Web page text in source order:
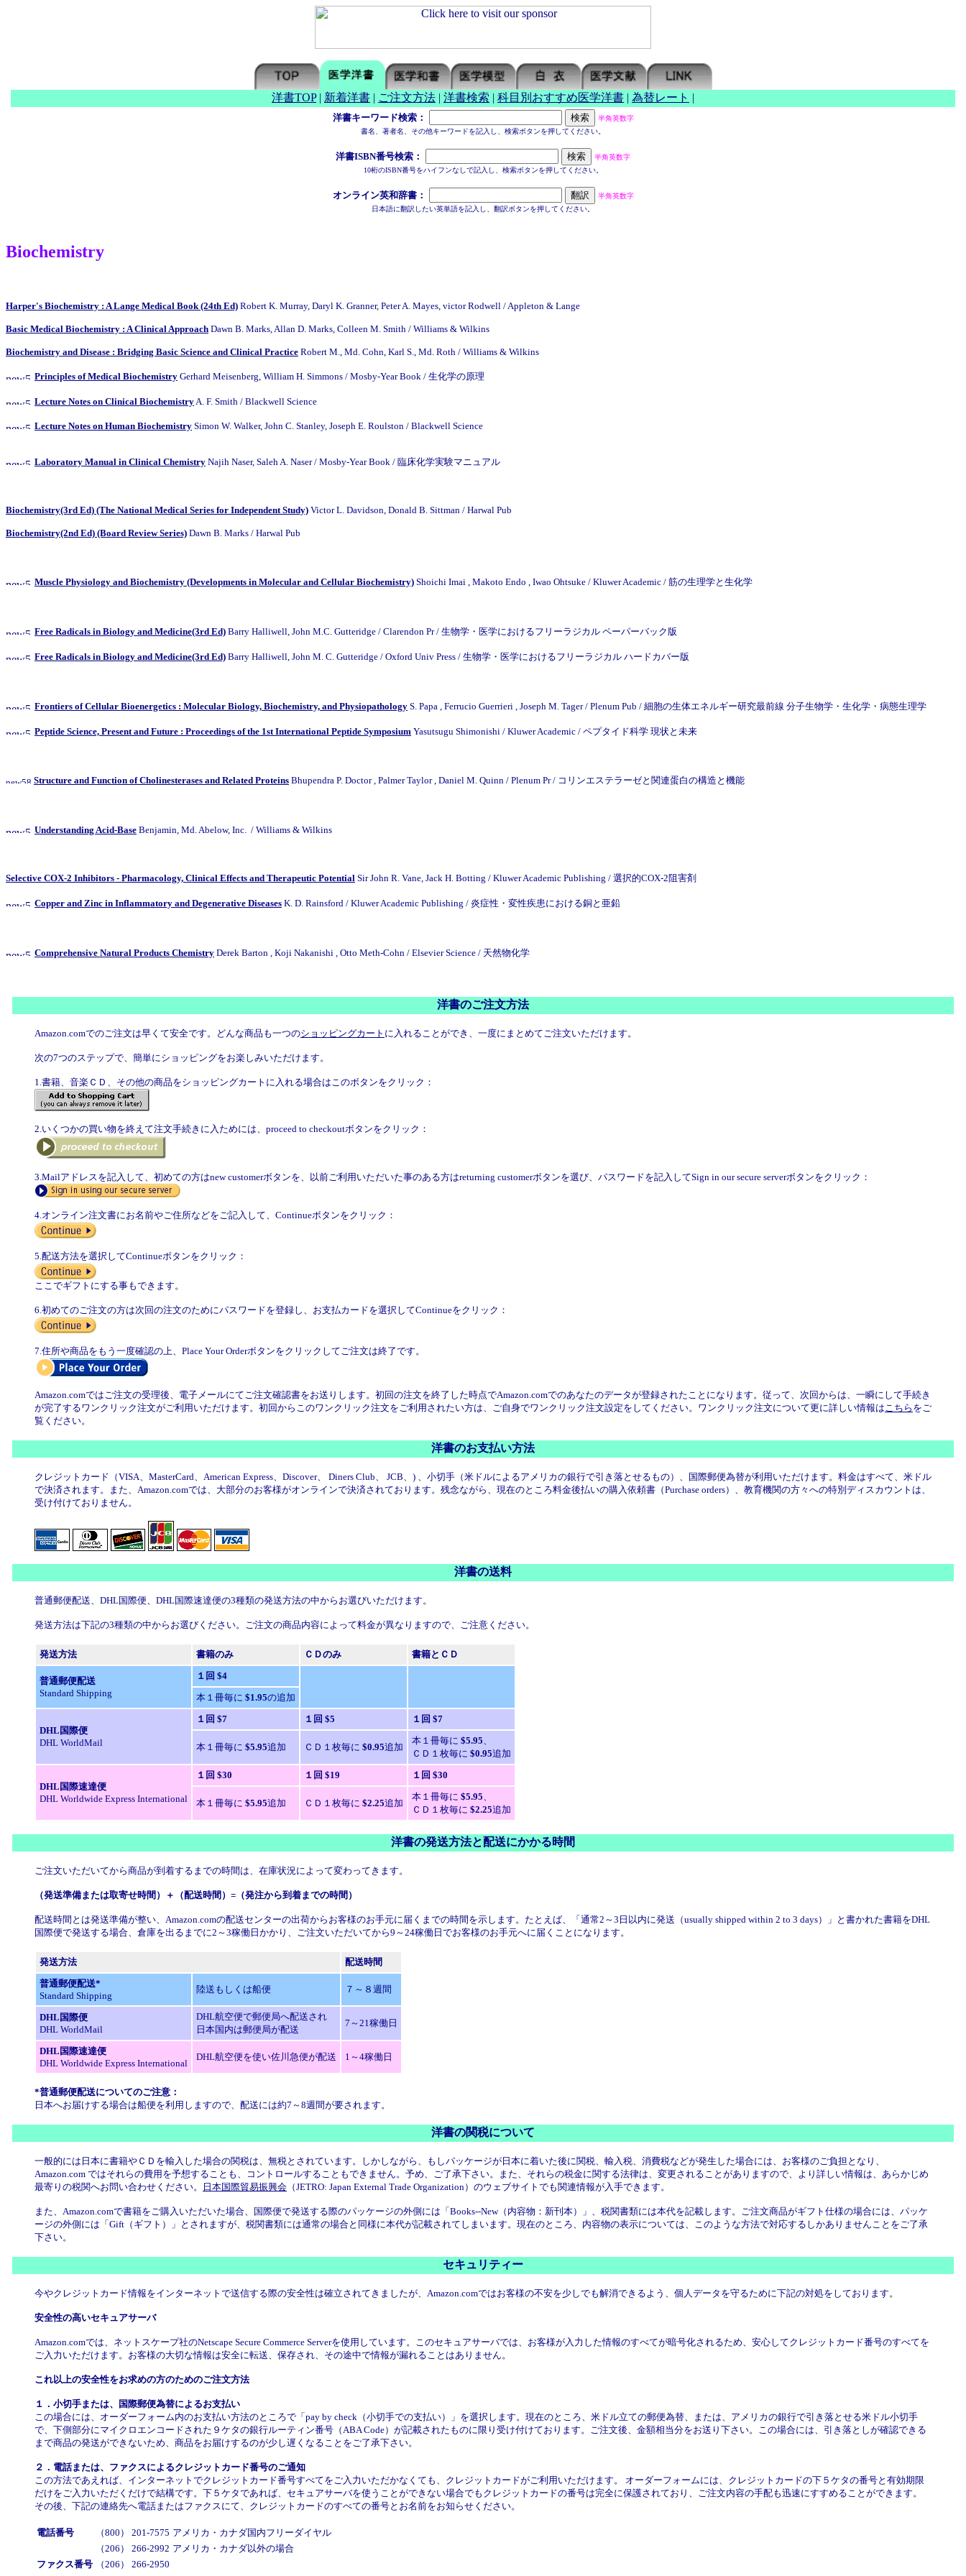
洋書TOP | 新着洋書 | ご注文方法 | 洋書検索 | 科目別おすすめ医学洋書 | 為替レート |
洋書キーワード検索：
半角英数字
書名、著者名、その他キーワードを記入し、検索ボタンを押してください。
洋書ISBN番号検索：
半角英数字
10桁のISBN番号をハイフンなしで記入し、検索ボタンを押してください。
オンライン英和辞書：
半角英数字
日本語に翻訳したい英単語を記入し、翻訳ボタンを押してください。
Biochemistry
Harper's Biochemistry : A Lange Medical Book (24th Ed) Robert K. Murray, Daryl K. Granner, Peter A. Mayes, victor Rodwell / Appleton & Lange
Basic Medical Biochemistry : A Clinical Approach Dawn B. Marks, Allan D. Marks, Colleen M. Smith / Williams & Wilkins
Biochemistry and Disease : Bridging Basic Science and Clinical Practice Robert M., Md. Cohn, Karl S., Md. Roth / Williams & Wilkins
Principles of Medical Biochemistry Gerhard Meisenberg, William H. Simmons / Mosby-Year Book / 生化学の原理
Lecture Notes on Clinical Biochemistry A. F. Smith / Blackwell Science
Lecture Notes on Human Biochemistry Simon W. Walker, John C. Stanley, Joseph E. Roulston / Blackwell Science
Laboratory Manual in Clinical Chemistry Najih Naser, Saleh A. Naser / Mosby-Year Book / 臨床化学実験マニュアル
Biochemistry(3rd Ed) (The National Medical Series for Independent Study) Victor L. Davidson, Donald B. Sittman / Harwal Pub
Biochemistry(2nd Ed) (Board Review Series) Dawn B. Marks / Harwal Pub
Muscle Physiology and Biochemistry (Developments in Molecular and Cellular Biochemistry) Shoichi Imai , Makoto Endo , Iwao Ohtsuke / Kluwer Academic / 筋の生理学と生化学
Free Radicals in Biology and Medicine(3rd Ed) Barry Halliwell, John M.C. Gutteridge / Clarendon Pr / 生物学・医学におけるフリーラジカル ペーパーバック版
Free Radicals in Biology and Medicine(3rd Ed) Barry Halliwell, John M. C. Gutteridge / Oxford Univ Press / 生物学・医学におけるフリーラジカル ハードカバー版
Frontiers of Cellular Bioenergetics : Molecular Biology, Biochemistry, and Physiopathology S. Papa , Ferrucio Guerrieri , Joseph M. Tager / Plenum Pub / 細胞の生体エネルギー研究最前線 分子生物学・生化学・病態生理学
Peptide Science, Present and Future : Proceedings of the 1st International Peptide Symposium Yasutsugu Shimonishi / Kluwer Academic / ペプタイド科学 現状と未来
Structure and Function of Cholinesterases and Related Proteins Bhupendra P. Doctor , Palmer Taylor , Daniel M. Quinn / Plenum Pr / コリンエステラーゼと関連蛋白の構造と機能
Understanding Acid-Base Benjamin, Md. Abelow, Inc. / Williams & Wilkins
Selective COX-2 Inhibitors - Pharmacology, Clinical Effects and Therapeutic Potential Sir John R. Vane, Jack H. Botting / Kluwer Academic Publishing / 選択的COX-2阻害剤
Copper and Zinc in Inflammatory and Degenerative Diseases K. D. Rainsford / Kluwer Academic Publishing / 炎症性・変性疾患における銅と亜鉛
Comprehensive Natural Products Chemistry Derek Barton , Koji Nakanishi , Otto Meth-Cohn / Elsevier Science / 天然物化学
洋書のご注文方法
Amazon.comでのご注文は早くて安全です。どんな商品も一つのショッピングカート に入れることができ、一度にまとめてご注文いただけます。
次の7つのステップで、簡単にショッピングをお楽しみいただけます。
1.書籍、音楽ＣＤ、その他の商品をショッピングカートに入れる場合はこのボタンをクリック：
2.いくつかの買い物を終えて注文手続きに入ためには、proceed to checkoutボタンをクリック：
3.Mailアドレスを記入して、初めての方はnew customerボタンを、以前ご利用いただいた事のある方はreturning customerボタンを選び、パスワードを記入してSign in our secure serverボタンをクリック：
4.オンライン注文書にお名前やご住所などをご記入して、Continueボタンをクリック：
5.配送方法を選択してContinueボタンをクリック：
ここでギフトにする事もできます。
6.初めてのご注文の方は次回の注文のためにパスワードを登録し、お支払カードを選択してContinueをクリック：
7.住所や商品をもう一度確認の上、Place Your Orderボタンをクリックしてご注文は終了です。
Amazon.comではご注文の受理後、電子メールにてご注文確認書をお送りします。初回の注文を終了した時点でAmazon.comでのあなたのデータが登録されたことになります。従って、次回からは、一瞬にして手続き
が完了するワンクリック注文がご利用いただけます。初回からこのワンクリック注文をご利用されたい方は、ご自身でワンクリック注文設定をしてください。ワンクリック注文について更に詳しい情報は こちら をご
覧ください。
洋書のお支払い方法
クレジットカード（VISA、MasterCard、American Express、Discover、 Diners Club、 JCB、) 、小切手（米ドルによるアメリカの銀行で引き落とせるもの）、国際郵便為替が利用いただけます。料金はすべて、米ドル
で決済されます。また、Amazon.comでは、大部分のお客様がオンラインで決済されております。残念ながら、現在のところ料金後払いの購入依頼書（Purchase orders）、教育機関の方々への特別ディスカウントは、
受け付けておりません。
洋書の送料
普通郵便配送、DHL国際便、DHL国際速達便の3種類の発送方法の中からお選びいただけます。
発送方法は下記の3種類の中からお選びください。ご注文の商品内容によって料金が異なりますので、ご注意ください。
発送方法 書籍のみ ＣＤのみ 書籍とＣＤ
普通郵便配送
Standard Shipping
１回 $4
本１冊毎に $1.95の追加
DHL国際便
DHL WorldMail
１回 $7 １回 $5 １回 $7
本１冊毎に $5.95追加 ＣＤ１枚毎に $0.95追加
本１冊毎に $5.95
ＣＤ１枚毎に $0.95追加
DHL国際速達便
DHL Worldwide Express International
１回 $30 １回 $19 １回 $30
本１冊毎に $5.95追加 ＣＤ１枚毎に $2.25追加
本１冊毎に $5.95
ＣＤ１枚毎に $2.25追加
洋書の発送方法と配送にかかる時間
ご注文いただいてから商品が到着するまでの時間は、在庫状況によって変わってきます。
（発送準備または取寄せ時間）＋（配送時間）=（発注から到着までの時間）
配送時間とは発送準備が整い、Amazon.comの配送センターの出荷からお客様のお手元に届くまでの時間を示します。たとえば、「通常2～3日以内に発送（usually shipped within 2 to 3 days）」と書かれた書籍をDHL
国際便で発送する場合、倉庫を出るまでに2～3稼働日かかり、ご注文いただいてから9～24稼働日でお客様のお手元へに届くことになります。
発送方法
配送時間
普通郵便配送*
Standard Shipping
陸送もしくは船便 ７～８週間
DHL国際便
DHL WorldMail
DHL航空便で郵便局へ配送され
日本国内は郵便局が配送
7～21稼働日
DHL国際速達便
DHL Worldwide Express International
DHL航空便を使い佐川急便が配送 1～4稼働日
*普通郵便配送についてのご注意：
日本へお届けする場合は船便を利用しますので、配送には約7～8週間が要されます。
洋書の関税について
一般的には日本に書籍やＣＤを輸入した場合の関税は、無税とされています。しかしながら、もしパッケージが日本に着いた後に関税、輸入税、消費税などが発生した場合には、お客様のご負担となり、
Amazon.com ではそれらの費用を予想することも、コントロールすることもできません。予め、ご了承下さい。また、それらの税金に関する法律は、変更されることがありますので、より詳しい情報は、あらかじめ
最寄りの税関へお問い合わせください。
日本国際貿易振興会 （JETRO: Japan External Trade Organization）のウェブサイトでも関連情報が入手できます。
また、Amazon.comで書籍をご購入いただいた場合、国際便で発送する際のパッケージの外側には「Books--New（内容物：新刊本）」、税関書類には本代を記載します。ご注文商品がギフト仕様の場合には、パッケ
ージの外側には「Gift（ギフト）」とされますが、税関書類には通常の場合と同様に本代が記載されてしまいます。現在のところ、内容物の表示については、このような方法で対応するしかありませんことをご了承
下さい。
セキュリティー
今やクレジットカード情報をインターネットで送信する際の安全性は確立されてきましたが、Amazon.comではお客様の不安を少しでも解消できるよう、個人データを守るために下記の対処をしております。
安全性の高いセキュアサーバ
Amazon.comでは、ネットスケープ社のNetscape Secure Commerce Serverを使用しています。このセキュアサーバでは、お客様が入力した情報のすべてが暗号化されるため、安心してクレジットカード番号のすべてを
ご入力いただけます。お客様の大切な情報は安全に転送、保存され、その途中で情報が漏れることはありません。
これ以上の安全性をお求めの方のためのご注文方法
１．小切手または、国際郵便為替によるお支払い
この場合には、オーダーフォーム内のお支払い方法のところで「pay by check（小切手での支払い）」を選択します。現在のところ、米ドル立ての郵便為替、または、アメリカの銀行で引き落とせる米ドル小切手
で、下側部分にマイクロエンコードされた９ケタの銀行ルーティン番号（ABA Code）が記載されたものに限り受け付けております。ご注文後、金額相当分をお送り下さい。この場合には、引き落としが確認できる
まで商品の発送ができないため、商品をお届けするのが少し遅くなることをご了承下さい。
２．電話または、ファクスによるクレジットカード番号のご通知
この方法であえれば、インターネットでクレジットカード番号すべてをご入力いただかなくても、クレジットカードがご利用いただけます。 オーダーフォームには、クレジットカードの下５ケタの番号と有効期限
だけをご入力いただくだけで結構です。下５ケタであれば、セキュアサーバを使うことができない場合でもクレジットカードの番号は完全に保護されており、ご注文内容の手配も迅速にすすめることができます。
その後、下記の連絡先へ電話またはファクスにて、クレジットカードのすべての番号とお名前をお知らせください。
電話番号 （800） 201-7575 アメリカ・カナダ国内フリーダイヤル
（206） 266-2992 アメリカ・カナダ以外の場合
ファクス番号
（206） 266-2950